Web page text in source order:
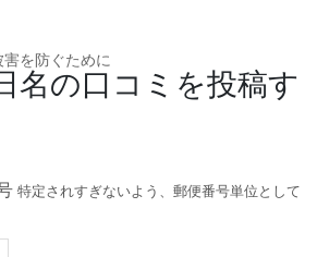
を防ぐために
名の口コミを投稿す
特定されすぎないよう、郵便番号単位として